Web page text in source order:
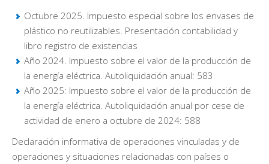
Octubre 2025. Impuesto especial sobre los envases de
plástico no reutilizables. Presentación contabilidad y
libro registro de existencias
Año 2024. Impuesto sobre el valor de la producción de
la energía eléctrica. Autoliquidación anual: 583
Año 2025: Impuesto sobre el valor de la producción de
la energía eléctrica. Autoliquidación anual por cese de
actividad de enero a octubre de 2024: 588
Declaración informativa de operaciones vinculadas y de
operaciones y situaciones relacionadas con países o